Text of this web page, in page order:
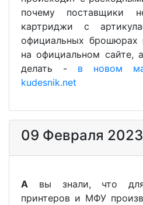
почему поставщики
картриджи с
официальных брошюрах
на официальном сайте,
делать - в новом
kudesnik.net
09 Февраля 2023
А вы знали, что
принтеров и МФУ